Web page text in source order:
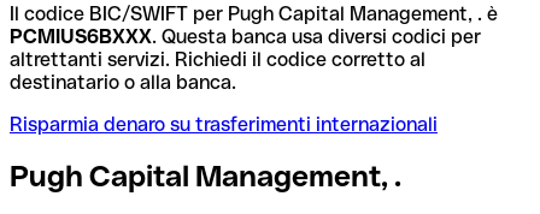
Il codice BIC/SWIFT per Pugh Capital Management, . è
PCMIUS6BXXX. Questa banca usa diversi codici per
altrettanti servizi. Richiedi il codice corretto al
destinatario o alla banca.
Risparmia denaro su trasferimenti internazionali
Pugh Capital Management, .